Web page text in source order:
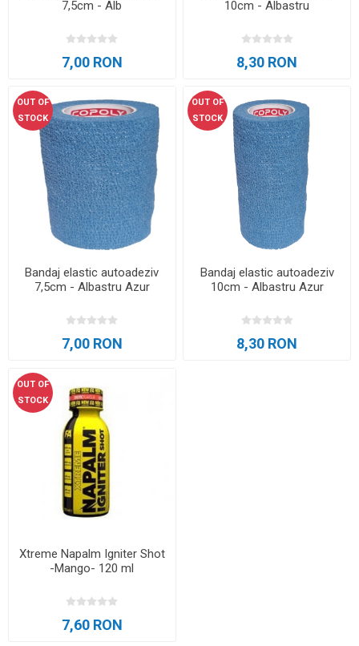
7,5cm - Alb
7,00 RON
10cm - Albastru
8,30 RON
OUT OF
STOCK
Bandaj elastic autoadeziv
7,5cm - Albastru Azur
7,00 RON
OUT OF
STOCK
Bandaj elastic autoadeziv
10cm - Albastru Azur
8,30 RON
OUT OF
STOCK
Xtreme Napalm Igniter Shot
-Mango- 120 ml
7,60 RON